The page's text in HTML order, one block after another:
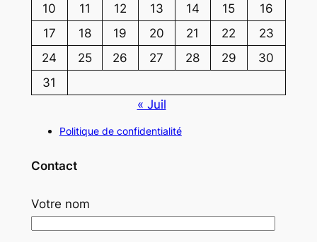
10
11 12 13 14 15
16
17
18 19 20 21 22
23
24
25 26 27 28 29
30
31
« Juil
Politique de confidentialité
Contact
Votre nom